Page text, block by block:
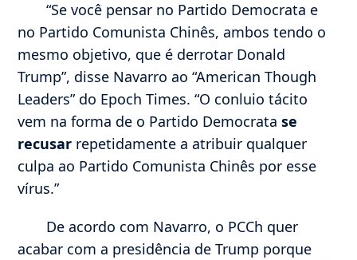
“Se você pensar no Partido Democrata e
no Partido Comunista Chinês, ambos tendo o
mesmo objetivo, que é derrotar Donald
Trump”, disse Navarro ao “American Though
Leaders” do Epoch Times. “O conluio tácito
vem na forma de o Partido Democratase
recusar repetidamente a atribuir qualquer
culpa ao Partido Comunista Chinês por esse
vírus.”
De acordo com Navarro, o PCCh quer
acabar com a presidência de Trump porque